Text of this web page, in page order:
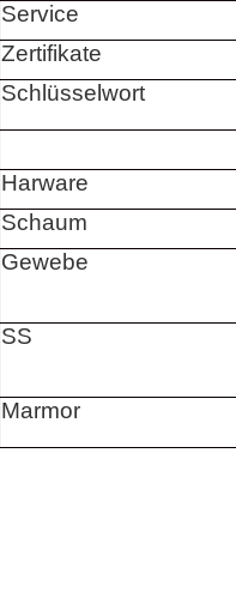
Service
Zertifikate
Schlüsselwort
Harware
Schaum
Gewebe
SS
Marmor